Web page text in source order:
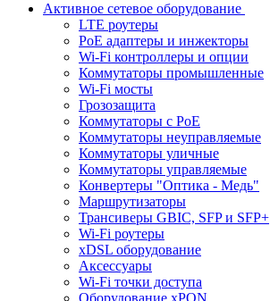
Активное сетевое оборудование
LTE роутеры
PoE адаптеры и инжекторы
Wi-Fi контроллеры и опции
Коммутаторы промышленные
Wi-Fi мосты
Грозозащита
Коммутаторы c PoE
Коммутаторы неуправляемые
Коммутаторы уличные
Коммутаторы управляемые
Конвертеры "Оптика - Медь"
Маршрутизаторы
Трансиверы GBIC, SFP и SFP+
Wi-Fi роутеры
xDSL оборудование
Аксессуары
Wi-Fi точки доступа
Оборудование хPON